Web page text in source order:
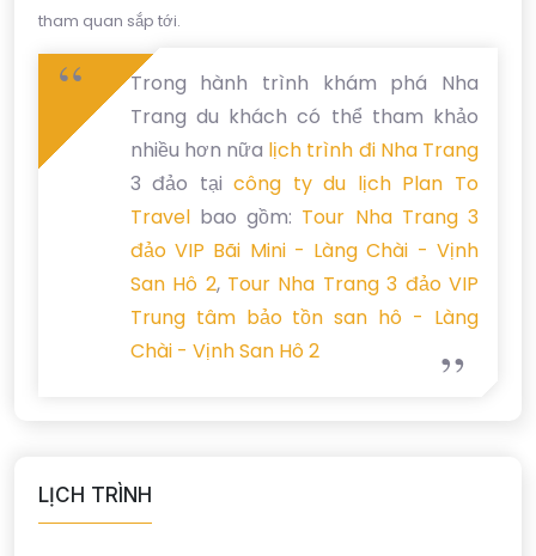
tham quan sắp tới.
Trong hành trình khám phá Nha
Trang du khách có thể tham khảo
nhiều hơn nữa lịch trình đi Nha Trang
3 đảo tạicông ty du lịch Plan To
Travelbao gồm: Tour Nha Trang 3
đảo VIP Bãi Mini - Làng Chài - Vịnh
San Hô 2,Tour Nha Trang 3 đảo VIP
Trung tâm bảo tồn san hô - Làng
Chài - Vịnh San Hô 2
LỊCH TRÌNH